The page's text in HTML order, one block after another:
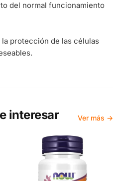
del normal funcionamiento
la protección de las células
interesar Ver más →